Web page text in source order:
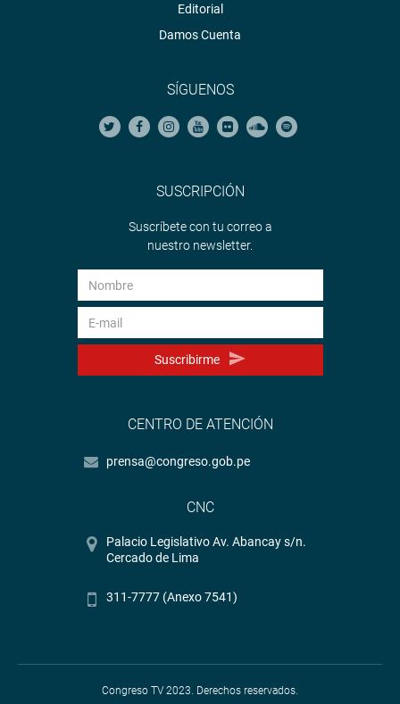
Editorial
Damos Cuenta
SÍGUENOS
SUSCRIPCIÓN
Suscríbete con tu correo a
nuestro newsletter.
Suscribirme
CENTRO DE ATENCIÓN
prensa@congreso.gob.pe
CNC
Palacio Legislativo Av. Abancay s/n.
Cercado de Lima
311-7777 (Anexo 7541)
Congreso TV 2023. Derechos reservados.